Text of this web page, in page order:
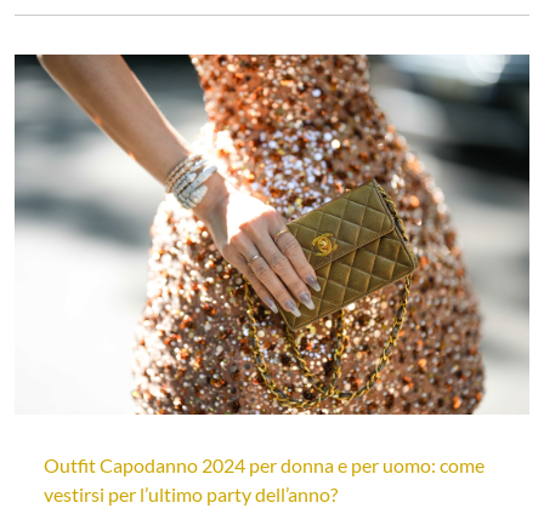
Outfit Capodanno 2024 per donna e per uomo: come
vestirsi per l’ultimo party dell’anno?